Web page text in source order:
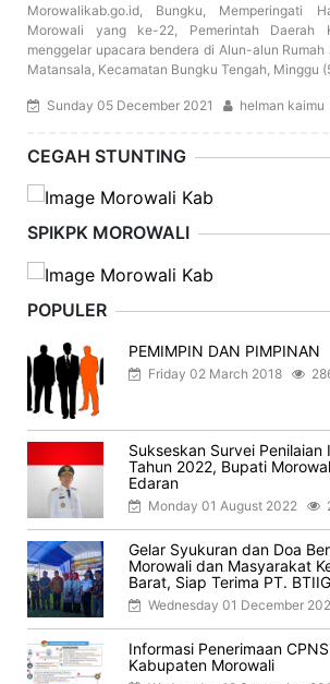
Morowalikab.go.id, Bungku, Memperingati
Morowali yang ke-22, Pemerintah Daerah
menggelar upacara bendera di Alun-alun
Matansala, Kecamatan Bungku Tengah, Minggu
Sunday 05 December 2021 helman kaimu
CEGAH STUNTING
SPIKPK MOROWALI
POPULER
PEMIMPIN DAN PIMPINAN
Friday 02 March 2018
Sukseskan Survei Penilaian
Tahun 2022, Bupati
Edaran
Monday 01 August 2022
Gelar Syukuran dan Doa
Morowali dan Masyarakat
Barat, Siap Terima PT.
Wednesday 01 December
Informasi Penerimaan
Kabupaten Morowali